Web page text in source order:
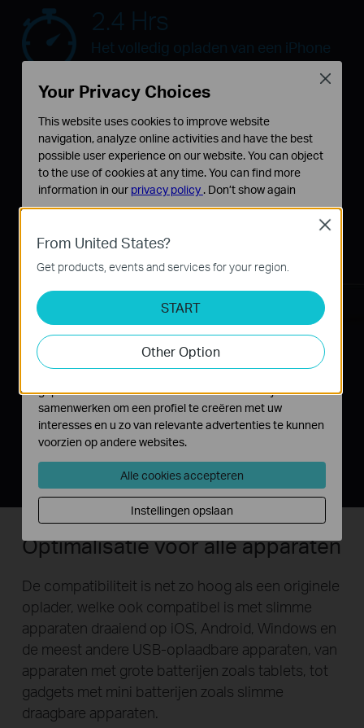
2.4 Hrs
Het volledig opladen van een iPhone
UP540 / UP525 Elke poort Max. Uitvoer: 5V/2.4A
4.2 Uren
Volledig opladen van een iPhone 6s
Plus
Originale oplader Elke Poort Max. Uitvoer: 5V/1A
Optimalisatie voor alle apparaten
De compatibiliteit is net zo hoog als een originele
oplader, welke ook compatibel is met slimme
apparaten draaiend op iOS, Android, Windows en
de meest andere USB-oplaadbare apparaten, van
apparaten met grote batterijen zoals tablets, tot
gadgets met mini batterijen zoals slimme
draagbare apparaten.
From United States?
Get products, events and services for your region.
START
Other Option
Close
Your Privacy Choices
This website uses cookies to improve website
navigation, analyze online activities and have the best
possible user experience on our website. You can object
to the use of cookies at any time. You can find more
information in our privacy policy . Don’t show again
Deze cookies zijn noodzakelijk voor de werking van de
website en kunnen niet worden uitgeschakeld.
Cookies voor analyse geven ons de mogelijkheid uw
activiteiten op onze website te volgen en zo de
functionaliteit van de website aan te passen en te
verbeteren.
Marketing cookies kunnen op onze website worden
geplaatst door externe adverteerders waar wij mee
samenwerken om een profiel te creëren met uw
interesses en u zo van relevante advertenties te kunnen
voorzien op andere websites.
Alle cookies accepteren
Instellingen opslaan
Close